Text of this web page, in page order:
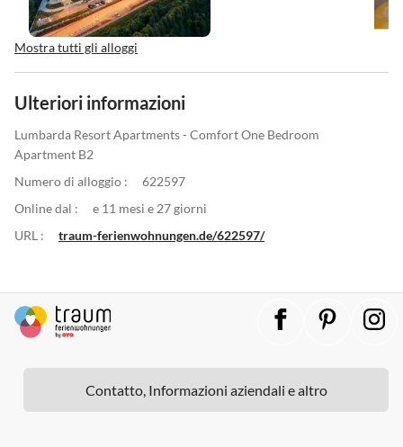
Mostra tutti gli alloggi
Ulteriori informazioni
Lumbarda Resort Apartments - Comfort One Bedroom
Apartment B2
Numero di alloggio :
622597
Online dal :
e 11 mesi e 27 giorni
URL :
traum-ferienwohnungen.de/622597/
Contatto, Informazioni aziendali e altro